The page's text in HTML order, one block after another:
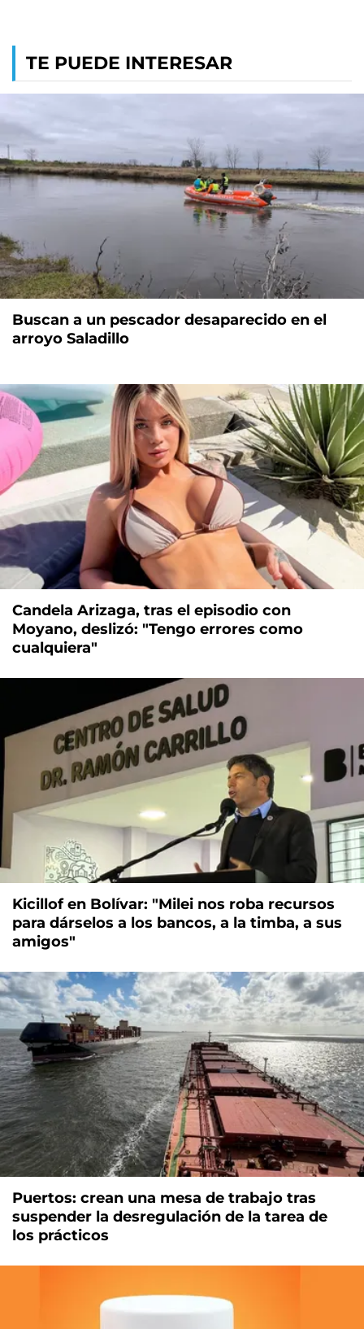
TE PUEDE INTERESAR
Buscan a un pescador desaparecido en el
arroyo Saladillo
Candela Arizaga, tras el episodio con
Moyano, deslizó: "Tengo errores como
cualquiera"
Kicillof en Bolívar: "Milei nos roba recursos
para dárselos a los bancos, a la timba, a sus
amigos"
Puertos: crean una mesa de trabajo tras
suspender la desregulación de la tarea de
los prácticos